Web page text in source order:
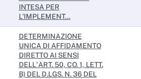
INTESA PER
L’IMPLEMENT...
DETERMINAZIONE
UNICA DI AFFIDAMENTO
DIRETTO AI SENSI
DELL'ART. 50, CO. 1, LETT.
B) DEL D.LGS. N. 36 DEL